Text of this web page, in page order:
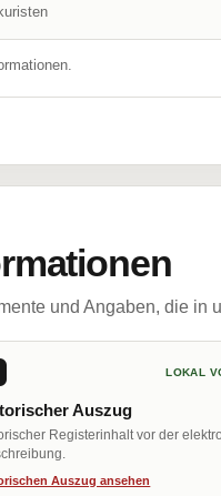
und Angaben, die in
LOKAL
Auszug
Registerinhalt vor der
Auszug ansehen